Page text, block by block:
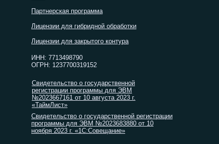
ИНН: 7713498790
ОГРН: 1237700319152
Свидетельство о государственной
регистрации программы для ЭВМ
№2023667161 от 10 августа 2023 г.
«ТаймЛист»
Свидетельство о государственной регистрации
программы для ЭВМ №2023683880 от 10
ноября 2023 г. «1С:Совещание»
Лицензии для гибридной обработки
Партнерская программа
Лицензии для закрытого контура